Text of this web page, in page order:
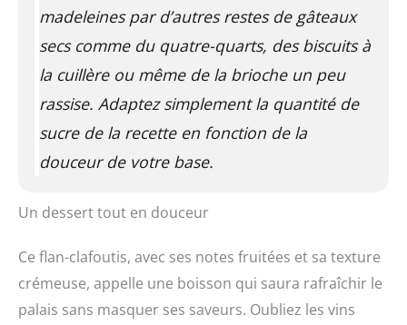
madeleines par d’autres restes de gâteaux
secs comme du quatre-quarts, des biscuits à
la cuillère ou même de la brioche un peu
rassise. Adaptez simplement la quantité de
sucre de la recette en fonction de la
douceur de votre base.
Un dessert tout en douceur
Ce flan-clafoutis, avec ses notes fruitées et sa texture
crémeuse, appelle une boisson qui saura rafraîchir le
palais sans masquer ses saveurs. Oubliez les vins